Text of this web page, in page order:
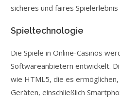
sicheres und faires
Spieltechnologie
Die Spiele in Online-Casinos
Softwareanbietern entwickelt.
wie HTML5, die es
Geräten, einschließlich